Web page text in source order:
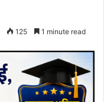
125 1 minute read